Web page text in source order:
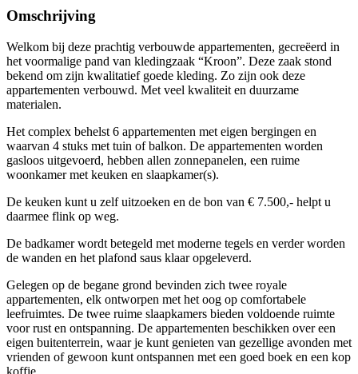
Omschrijving
Welkom bij deze prachtig verbouwde appartementen, gecreëerd in
het voormalige pand van kledingzaak “Kroon”. Deze zaak stond
bekend om zijn kwalitatief goede kleding. Zo zijn ook deze
appartementen verbouwd. Met veel kwaliteit en duurzame
materialen.
Het complex behelst 6 appartementen met eigen bergingen en
waarvan 4 stuks met tuin of balkon. De appartementen worden
gasloos uitgevoerd, hebben allen zonnepanelen, een ruime
woonkamer met keuken en slaapkamer(s).
De keuken kunt u zelf uitzoeken en de bon van € 7.500,- helpt u
daarmee flink op weg.
De badkamer wordt betegeld met moderne tegels en verder worden
de wanden en het plafond saus klaar opgeleverd.
Gelegen op de begane grond bevinden zich twee royale
appartementen, elk ontworpen met het oog op comfortabele
leefruimtes. De twee ruime slaapkamers bieden voldoende ruimte
voor rust en ontspanning. De appartementen beschikken over een
eigen buitenterrein, waar je kunt genieten van gezellige avonden met
vrienden of gewoon kunt ontspannen met een goed boek en een kop
koffie.